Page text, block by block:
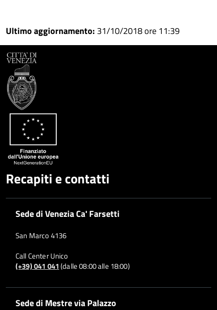
su
Facebook
Condividi
su
Condividi
Ultimo aggiornamento: 31/10/2018 ore 11:39
Recapiti e contatti
Sede di Venezia Ca' Farsetti
San Marco 4136
Call Center Unico
(+39) 041 041(dalle 08:00 alle 18:00)
Sede di Mestre via Palazzo